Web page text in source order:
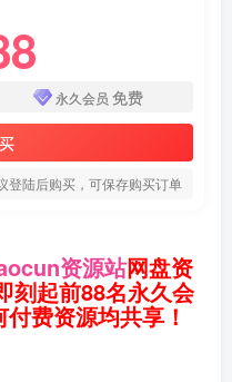
永久会员 免费
登陆后购买，可保存购买订单
资源站网盘资
刻起前88名永久会
费资源均共享！